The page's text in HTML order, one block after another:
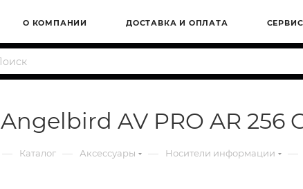
О КОМПАНИИ ДОСТАВКА И ОПЛАТА СЕРВИС
AV PRO AR 256
— Каталог — Аксессуары — Носители информации —